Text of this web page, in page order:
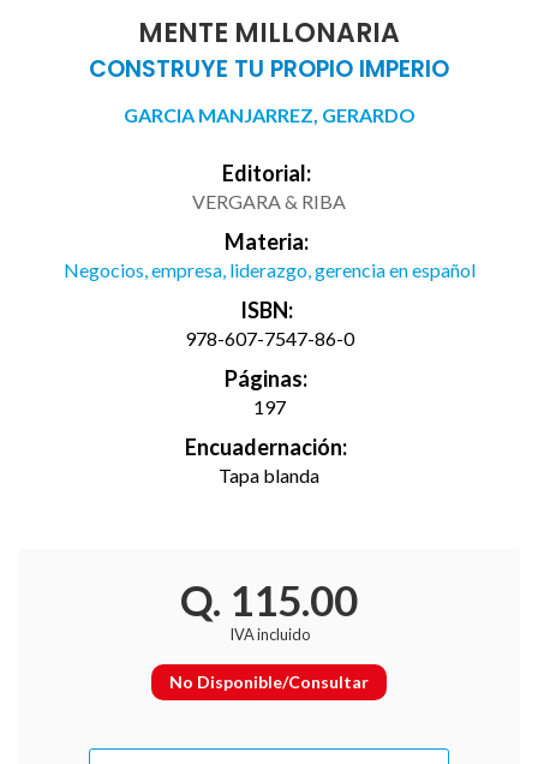
MENTE MILLONARIA
CONSTRUYE TU PROPIO IMPERIO
GARCIA MANJARREZ, GERARDO
Editorial:
VERGARA & RIBA
Materia:
Negocios, empresa, liderazgo, gerencia en español
ISBN:
978-607-7547-86-0
Páginas:
197
Encuadernación:
Tapa blanda
Q. 115.00
IVA incluido
No Disponible/Consultar